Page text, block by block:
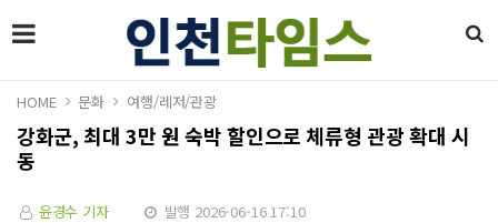
HOME 문화 여행/레저/관광
강화군, 최대 3만 원 숙박 할인으로 체류형 관광 확대 시
동
윤경수 기자 발행 2026-06-16 17:10